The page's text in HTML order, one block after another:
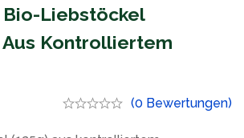
Liebstöckel
Kontrolliertem
(0 Bewertungen)